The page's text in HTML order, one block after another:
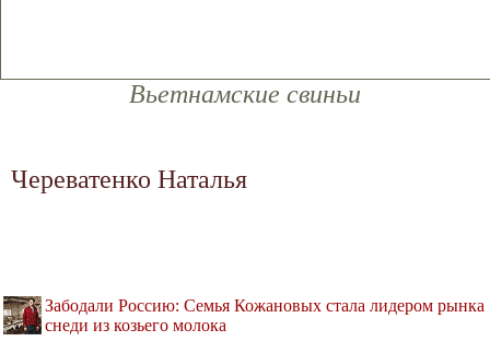
Вьетнамские свиньи
Череватенко Наталья
Забодали Россию: Семья Кожановых стала лидером рынка
снеди из козьего молока